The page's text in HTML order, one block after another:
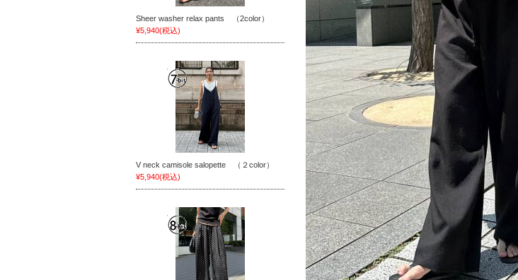
Sheer washer relax pants （2color）
¥5,940(税込)
V neck camisole salopette （２color）
¥5,940(税込)